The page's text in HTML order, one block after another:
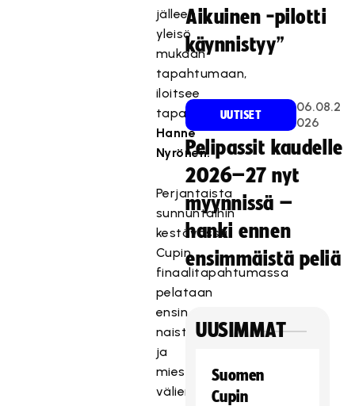
jälleen
yleisö
mukaan
tapahtumaan,
iloitsee
tapahtumatuottaja
Hanne
Nyrönen.
Perjantaista
sunnuntaihin
kestävässä
Cupin
finaalitapahtumassa
pelataan
ensin
naisten
ja
miesten
välierät.
Aikuinen -pilotti
käynnistyy”
UUTISET
06.08.2
026
Pelipassit kaudelle
2026–27 nyt
myynnissä –
hanki ennen
ensimmäistä peliä
UUSIMMAT
Suomen
Cupin